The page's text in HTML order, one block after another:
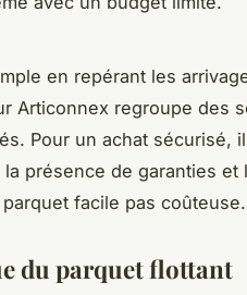
en repérant les
Articonnex regroupe des
Pour un achat sécurisé,
présence de garanties et
facile pas coûteuse.
du parquet flottant